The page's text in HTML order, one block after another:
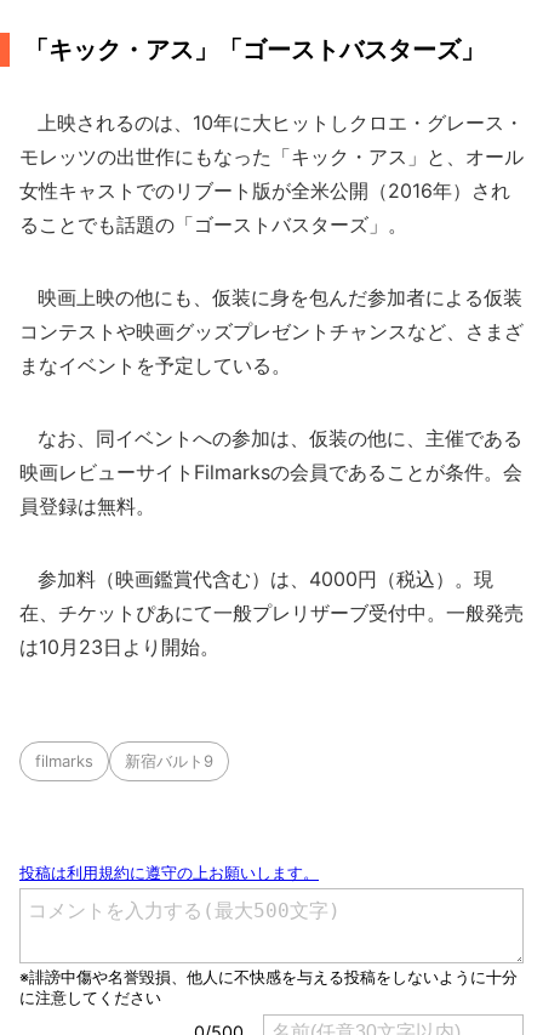
「キック・アス」「ゴーストバスターズ」
上映されるのは、10年に大ヒットしクロエ・グレース・
モレッツの出世作にもなった「キック・アス」と、オール
女性キャストでのリブート版が全米公開（2016年）され
ることでも話題の「ゴーストバスターズ」。
映画上映の他にも、仮装に身を包んだ参加者による仮装
コンテストや映画グッズプレゼントチャンスなど、さまざ
まなイベントを予定している。
なお、同イベントへの参加は、仮装の他に、主催である
映画レビューサイトFilmarksの会員であることが条件。会
員登録は無料。
参加料（映画鑑賞代含む）は、4000円（税込）。現
在、チケットぴあにて一般プレリザーブ受付中。一般発売
は10月23日より開始。
filmarks 新宿バルト9